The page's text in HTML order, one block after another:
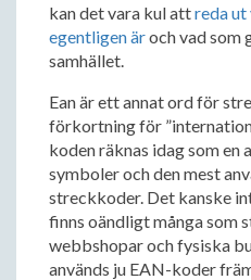
kan det vara kul attreda ut
egentligen äroch vad som
samhället.
Ean är ett annat ord för
förkortning för
koden räknas idag som en
symboler och den mest
streckkoder. Det kanske
finns oändligt många som
webbshopar och fysiska
används ju EAN-koder